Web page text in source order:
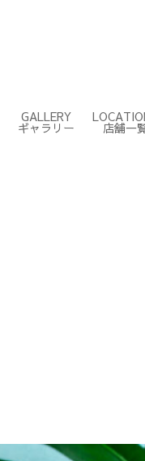
GALLERY
ギャラリー 店舗一